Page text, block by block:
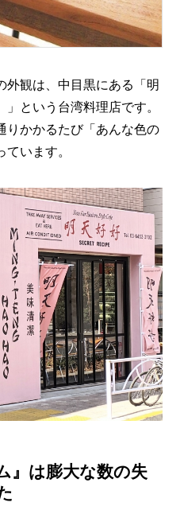
外観は、中目黒にある「明
という台湾料理店です。
りかかるたび「あんな色の
います。
』は膨大な数の失